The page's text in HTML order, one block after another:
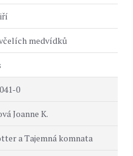
medvídků
0
Joanne K.
a Tajemná komnata